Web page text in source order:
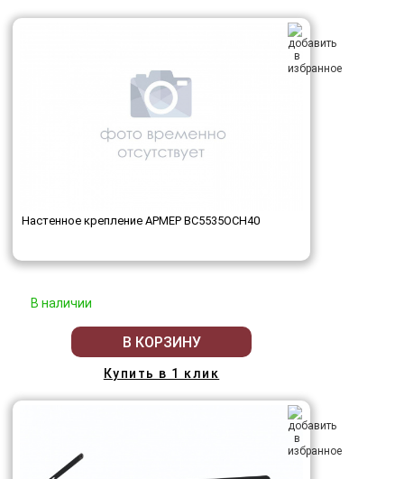
Настенное крепление АРМЕР ВС5535ОСН40
В наличии
В КОРЗИНУ
Купить в 1 клик